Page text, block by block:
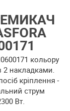
кольору
2 накладками.
кріплення -
струм
Вт.